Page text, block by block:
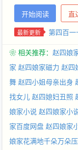
个长相相似的他，真
美收官。
开始阅读 直
最新更新 第四百一
❀ 相关推荐： 赵四娘
家 赵四娘家磁力 赵四
舞 赵四小姐母亲出身
找女儿 赵四媳妇丑照
娘家小说 赵四娘家小
家百度网盘 赵四娘家
娘家花满地千朵万朵